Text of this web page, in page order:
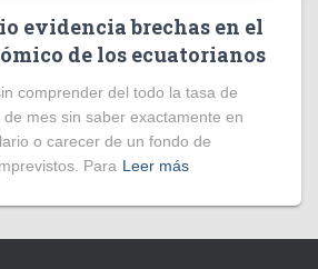
evidencia brechas en el
de los ecuatorianos
comprender del todo la tasa de
mes sin saber exactamente en
o carecer de un fondo de
Para Leer más